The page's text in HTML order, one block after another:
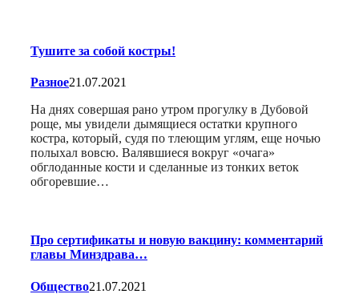
Тушите за собой костры!
Разное21.07.2021
На днях совершая рано утром прогулку в Дубовой
роще, мы увидели дымящиеся остатки крупного
костра, который, судя по тлеющим углям, еще ночью
полыхал вовсю. Валявшиеся вокруг «очага»
обглоданные кости и сделанные из тонких веток
обгоревшие…
Про сертификаты и новую вакцину: комментарий
главы Минздрава…
Общество21.07.2021